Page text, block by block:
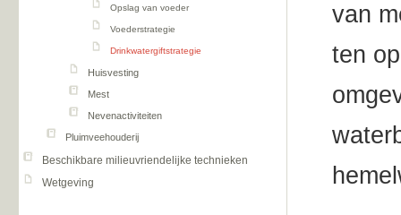
Opslag van voeder
Voederstrategie
Drinkwatergiftstrategie
Huisvesting
Mest
Nevenactiviteiten
Pluimveehouderij
Beschikbare milieuvriendelijke technieken
Wetgeving
van
ten